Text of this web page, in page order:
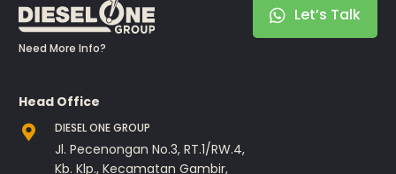
Need More Info?
Let’s Talk
Head Office
DIESEL ONE GROUP
Jl. Pecenongan No.3, RT.1/RW.4,
Kb. Klp., Kecamatan Gambir,